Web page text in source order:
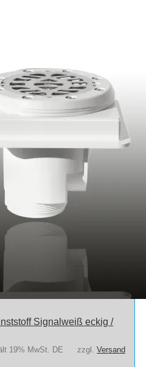
Signalweiß eckig /
19% MwSt. DE zzgl. Versand